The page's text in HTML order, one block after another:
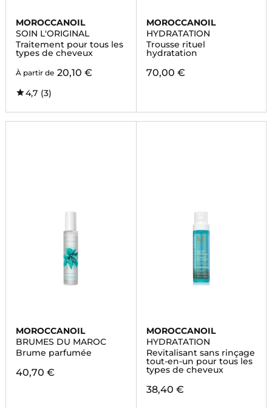
MOROCCANOIL
SOIN L'ORIGINAL
Traitement pour tous les
types de cheveux
À partir de 20,10 €
4,7 (3)
MOROCCANOIL
HYDRATATION
Trousse rituel
hydratation
70,00 €
MOROCCANOIL
BRUMES DU MAROC
Brume parfumée
40,70 €
MOROCCANOIL
HYDRATATION
Revitalisant sans rinçage
tout-en-un pour tous les
types de cheveux
38,40 €